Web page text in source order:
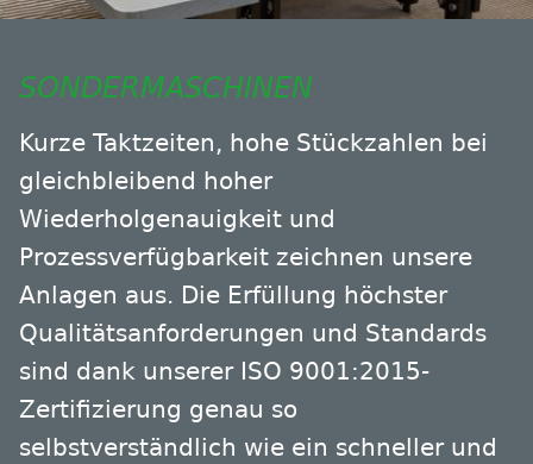
SONDERMASCHINEN
Kurze Taktzeiten, hohe Stückzahlen bei
gleichbleibend hoher
Wiederholgenauigkeit und
Prozessverfügbarkeit zeichnen unsere
Anlagen aus. Die Erfüllung höchster
Qualitätsanforderungen und Standards
sind dank unserer ISO 9001:2015-
Zertifizierung genau so
selbstverständlich wie ein schneller und